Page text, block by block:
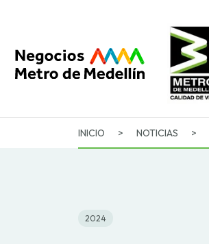
INICIO > NOTICIAS >
2024